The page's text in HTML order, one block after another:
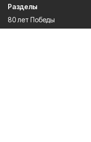
Разделы
80 лет Победы